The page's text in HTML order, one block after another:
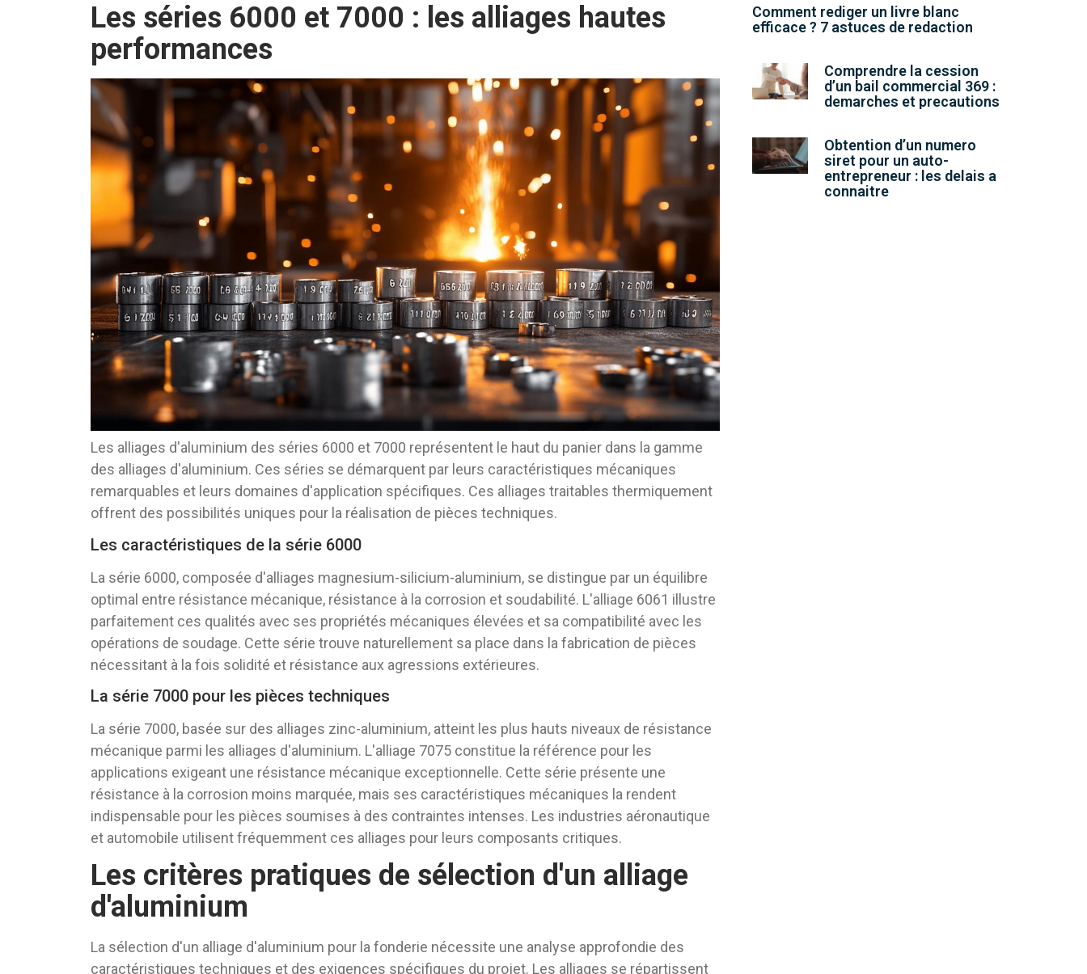
Les séries 6000 et 7000 : les alliages hautes
performances
Les alliages d'aluminium des séries 6000 et 7000 représentent le haut du panier dans la gamme
des alliages d'aluminium. Ces séries se démarquent par leurs caractéristiques mécaniques
remarquables et leurs domaines d'application spécifiques. Ces alliages traitables thermiquement
offrent des possibilités uniques pour la réalisation de pièces techniques.
Les caractéristiques de la série 6000
La série 6000, composée d'alliages magnesium-silicium-aluminium, se distingue par un équilibre
optimal entre résistance mécanique, résistance à la corrosion et soudabilité. L'alliage 6061 illustre
parfaitement ces qualités avec ses propriétés mécaniques élevées et sa compatibilité avec les
opérations de soudage. Cette série trouve naturellement sa place dans la fabrication de pièces
nécessitant à la fois solidité et résistance aux agressions extérieures.
La série 7000 pour les pièces techniques
La série 7000, basée sur des alliages zinc-aluminium, atteint les plus hauts niveaux de résistance
mécanique parmi les alliages d'aluminium. L'alliage 7075 constitue la référence pour les
applications exigeant une résistance mécanique exceptionnelle. Cette série présente une
résistance à la corrosion moins marquée, mais ses caractéristiques mécaniques la rendent
indispensable pour les pièces soumises à des contraintes intenses. Les industries aéronautique
et automobile utilisent fréquemment ces alliages pour leurs composants critiques.
Les critères pratiques de sélection d'un alliage
d'aluminium
La sélection d'un alliage d'aluminium pour la fonderie nécessite une analyse approfondie des
caractéristiques techniques et des exigences spécifiques du projet. Les alliages se répartissent
Comment rediger un livre blanc
efficace ? 7 astuces de redaction
Comprendre la cession
d’un bail commercial 369 :
demarches et precautions
Obtention d’un numero
siret pour un auto-
entrepreneur : les delais a
connaitre